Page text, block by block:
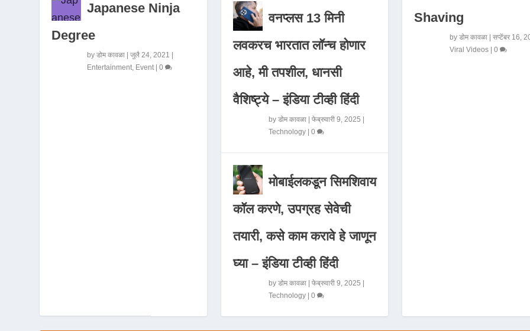
Japanese Ninja
Degree
byडोम कावळा |जुलै 24, 2021
Entertainment, Event|0
वनप्लस 13 मिनी
लवकरच भारतात लॉन्च होणार
आहे, मी तपशील, धानसी
वैशिष्ट्ये – इंडिया टीव्ही हिंदी
by डोम कावळा| फेब्रुवारी 9, 2025 |
Technology| 0
मोबाईलकडून सिमशिवाय
कॉल करणे, उपग्रह सेवेची
तयारी, कसे काम करावे हे जाणून
घ्या – इंडिया टीव्ही हिंदी
by डोम कावळा| फेब्रुवारी 9, 2025 |
Technology| 0
Shaving
by डोम कावळा| सप्टेंबर 16,
Viral Videos| 0